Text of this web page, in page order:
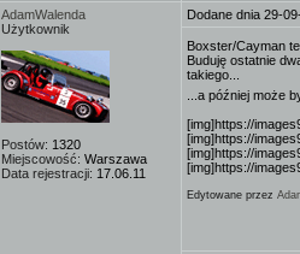
AdamWalenda
Użytkownik
Postów: 1320
Miejscowość: Warszawa
Data rejestracji: 17.06.11
Dodane dnia 29-
Boxster/Cayman
Buduję ostatnie
takiego...
...a później może
[img]https://
[img]https://
[img]https://
[img]https://
Edytowane przez